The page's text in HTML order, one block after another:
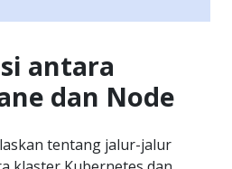
antara
dan Node
tentang jalur-jalur